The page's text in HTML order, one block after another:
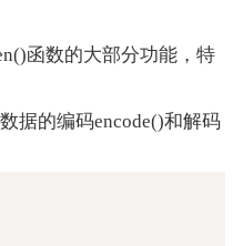
函数的大部分功能，特
据的编码encode()和解码